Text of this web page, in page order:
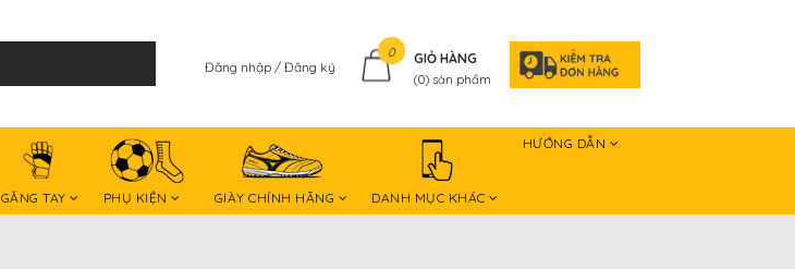
Đăng nhập Đăng ký
0 GIỎ HÀNG
(0) sản phẩm
GĂNG TAY PHỤ KIỆN GIÀY CHÍNH HÃNG DANH MỤC KHÁC
HƯỚNG DẪN